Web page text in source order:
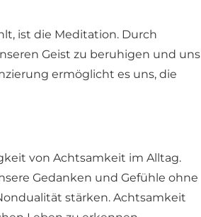
ist die Meditation. Durch
Geist zu beruhigen und uns
ermöglicht es uns, die
von Achtsamkeit im Alltag.
Gedanken und Gefühle ohne
stärken. Achtsamkeit